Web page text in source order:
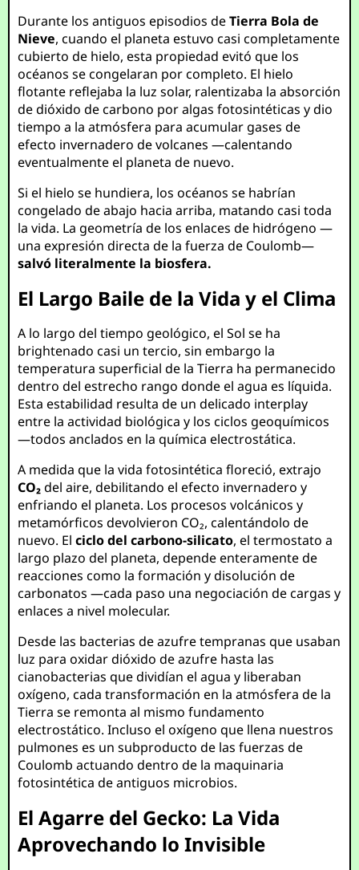
Durante los antiguos episodios deTierra Bola de
Nieve, cuando el planeta estuvo casi completamente
cubierto de hielo, esta propiedad evitó que los
océanos se congelaran por completo. El hielo
flotante reflejaba la luz solar, ralentizaba la absorción
de dióxido de carbono por algas fotosintéticas y dio
tiempo a la atmósfera para acumular gases de
efecto invernadero de volcanes —calentando
eventualmente el planeta de nuevo.
Si el hielo se hundiera, los océanos se habrían
congelado de abajo hacia arriba, matando casi toda
la vida. La geometría de los enlaces de hidrógeno —
una expresión directa de la fuerza de Coulomb—
salvó literalmente la biosfera.
El Largo Baile de la Vida y el Clima
A lo largo del tiempo geológico, el Sol se ha
brightenado casi un tercio, sin embargo la
temperatura superficial de la Tierra ha permanecido
dentro del estrecho rango donde el agua es líquida.
Esta estabilidad resulta de un delicado interplay
entre la actividad biológica y los ciclos geoquímicos
—todos anclados en la química electrostática.
A medida que la vida fotosintética floreció, extrajo
CO₂del aire, debilitando el efecto invernadero y
enfriando el planeta. Los procesos volcánicos y
metamórficos devolvieron CO₂, calentándolo de
nuevo. Elciclo del carbono-silicato, el termostato a
largo plazo del planeta, depende enteramente de
reacciones como la formación y disolución de
carbonatos —cada paso una negociación de cargas y
enlaces a nivel molecular.
Desde las bacterias de azufre tempranas que usaban
luz para oxidar dióxido de azufre hasta las
cianobacterias que dividían el agua y liberaban
oxígeno, cada transformación en la atmósfera de la
Tierra se remonta al mismo fundamento
electrostático. Incluso el oxígeno que llena nuestros
pulmones es un subproducto de las fuerzas de
Coulomb actuando dentro de la maquinaria
fotosintética de antiguos microbios.
El Agarre del Gecko: La Vida
Aprovechando lo Invisible